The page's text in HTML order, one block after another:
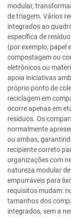
modular,
de triagem. Vários
integrados ao
específica de
(por exemplo, papel
compostagem ou
eletrônicos ou
apoia iniciativas
próprio ponto de
reciclagem em
ocorre apenas em
resíduos. Os
normalmente
ou ambas,
recipiente correto
organizações com
natureza modular
empurráveis para
requisitos mudam:
tamanhos dos
integrados, sem a